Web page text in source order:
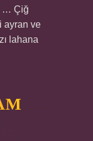
… Çiğ
ayran ve
lahana